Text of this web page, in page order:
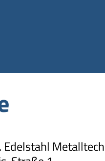
Edelstahl